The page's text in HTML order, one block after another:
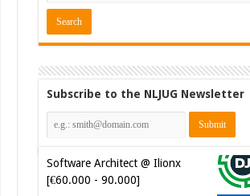
Subscribe to the NLJUG Newsletter
Software Architect @ Ilionx
[€60.000 - 90.000]